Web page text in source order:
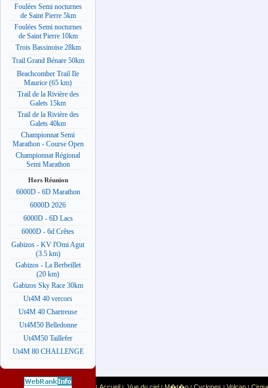
Foulées Semi nocturnes
de Saint Pierre 5km
Foulées Semi nocturnes
de Saint Pierre 10km
Trois Bassinoise 28km
Trail Grand Bénare 50km
Beachcomber Trail Ile
Maurice (65 km)
Trail de la Rivière des
Galets 15km
Trail de la Rivière des
Galets 40km
Championnat Semi
Marathon - Course Open
Championnat Régional
Semi Marathon
Hors Réunion
6000D - 6D Marathon
6000D 2026
6000D - 6D Lacs
6000D - 6d Crêtes
Gabizos - KV l'Omi Agut
(3.5 km)
Gabizos - La Berbeillet
(20 km)
Gabizos Sky Race 30km
Ut4M 40 vercors
Ut4M 40 Chartreuse
Ut4M50 Belledonne
Ut4M50 Taillefer
Ut4M 80 CHALLENGE